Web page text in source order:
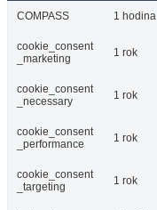
COMPASS 1 hodina
cookie_consent
_marketing
1 rok
cookie_consent
_necessary
1 rok
cookie_consent
_performance
1 rok
cookie_consent
_targeting
1 rok